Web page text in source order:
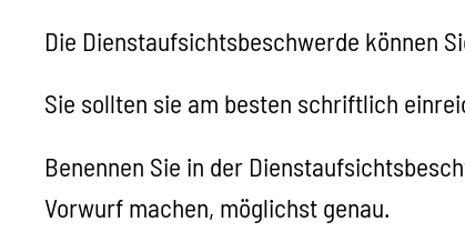
Die Dienstaufsichtsbeschwerde können
Sie sollten sie am besten schriftlich
Benennen Sie in der
Vorwurf machen, möglichst genau.